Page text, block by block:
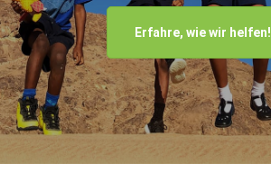
Erfahre, wie wir helfen!